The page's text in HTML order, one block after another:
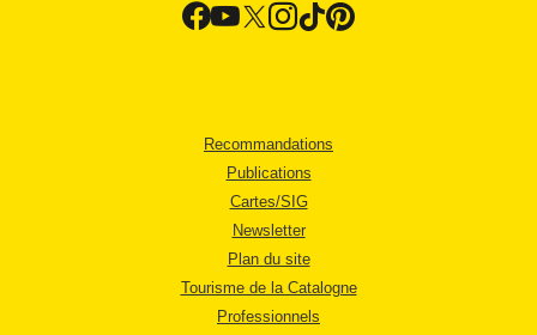
Recommandations
Publications
Cartes/SIG
Newsletter
Plan du site
Tourisme de la Catalogne
Professionnels